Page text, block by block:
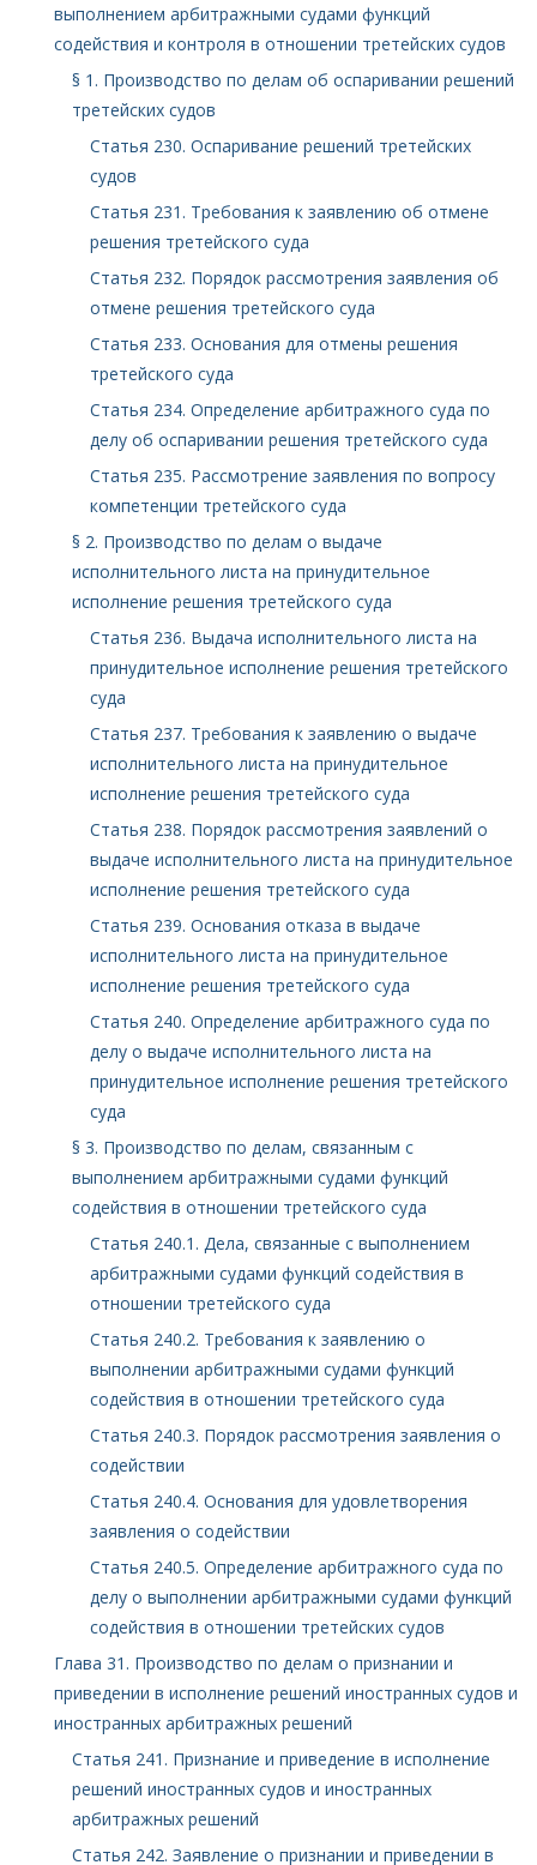
выполнением арбитражными судами функций
содействия и контроля в отношении третейских судов
§ 1. Производство по делам об оспаривании решений
третейских судов
Статья 230. Оспаривание решений третейских
судов
Статья 231. Требования к заявлению об отмене
решения третейского суда
Статья 232. Порядок рассмотрения заявления об
отмене решения третейского суда
Статья 233. Основания для отмены решения
третейского суда
Статья 234. Определение арбитражного суда по
делу об оспаривании решения третейского суда
Статья 235. Рассмотрение заявления по вопросу
компетенции третейского суда
§ 2. Производство по делам о выдаче
исполнительного листа на принудительное
исполнение решения третейского суда
Статья 236. Выдача исполнительного листа на
принудительное исполнение решения третейского
суда
Статья 237. Требования к заявлению о выдаче
исполнительного листа на принудительное
исполнение решения третейского суда
Статья 238. Порядок рассмотрения заявлений о
выдаче исполнительного листа на принудительное
исполнение решения третейского суда
Статья 239. Основания отказа в выдаче
исполнительного листа на принудительное
исполнение решения третейского суда
Статья 240. Определение арбитражного суда по
делу о выдаче исполнительного листа на
принудительное исполнение решения третейского
суда
§ 3. Производство по делам, связанным с
выполнением арбитражными судами функций
содействия в отношении третейского суда
Статья 240.1. Дела, связанные с выполнением
арбитражными судами функций содействия в
отношении третейского суда
Статья 240.2. Требования к заявлению о
выполнении арбитражными судами функций
содействия в отношении третейского суда
Статья 240.3. Порядок рассмотрения заявления о
содействии
Статья 240.4. Основания для удовлетворения
заявления о содействии
Статья 240.5. Определение арбитражного суда по
делу о выполнении арбитражными судами функций
содействия в отношении третейских судов
Глава 31. Производство по делам о признании и
приведении в исполнение решений иностранных судов и
иностранных арбитражных решений
Статья 241. Признание и приведение в исполнение
решений иностранных судов и иностранных
арбитражных решений
Статья 242. Заявление о признании и приведении в